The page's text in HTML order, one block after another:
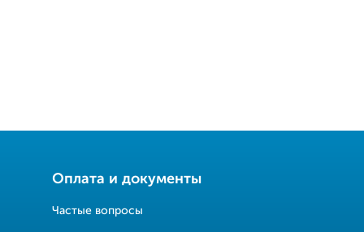
Оплата и документы
Частые вопросы